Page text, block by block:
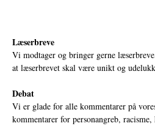
Læserbreve
Vi modtager og bringer gerne
at læserbrevet skal være unikt og
Debat
Vi er glade for alle kommentarer på
kommentarer for personangreb,